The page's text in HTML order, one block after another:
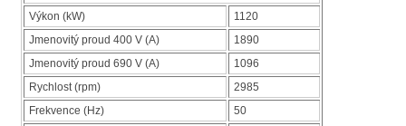
Výkon (kW)
1120
Jmenovitý proud 400 V (A)
1890
Jmenovitý proud 690 V (A)
1096
Rychlost (rpm)
2985
Frekvence (Hz)
50